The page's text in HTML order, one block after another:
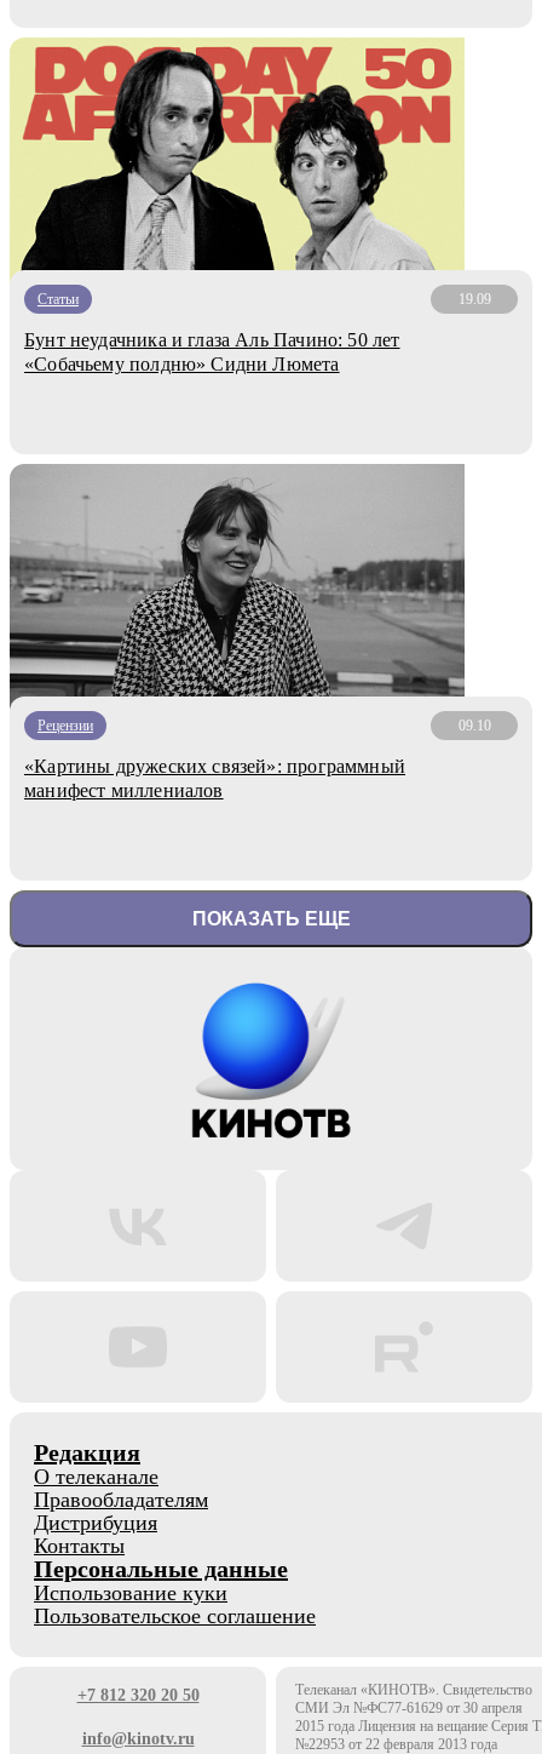
Статьи 19.09
Бунт неудачника и глаза Аль Пачино: 50 лет
«Собачьему полдню» Сидни Люмета
Рецензии 09.10
«Картины дружеских связей»: программный
манифест миллениалов
ПОКАЗАТЬ ЕЩЕ
Редакция
О телеканале
Правообладателям
Дистрибуция
Контакты
Персональные данные
Использование куки
Пользовательское соглашение
+7 812 320 20 50
info@kinotv.ru
Телеканал «КИНОТВ». Свидетельство
СМИ Эл №ФС77-61629 от 30 апреля
2015 года Лицензия на вещание Серия
№22953 от 22 февраля 2013 года